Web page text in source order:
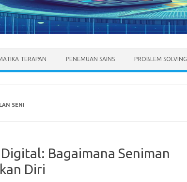
TERAPAN PENEMUAN SAINS PROBLEM SOLVING
SENI
Bagaimana Seniman
Diri